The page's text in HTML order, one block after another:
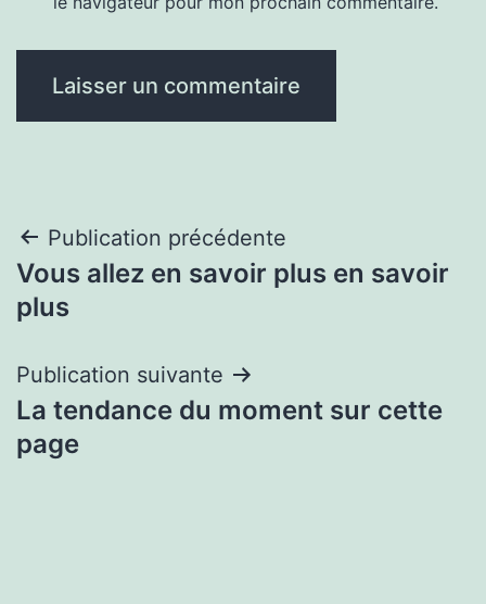
Navigation
de
Publication précédente
Vous allez en savoir plus en savoir
plus
Publication suivante
La tendance du moment sur cette
page